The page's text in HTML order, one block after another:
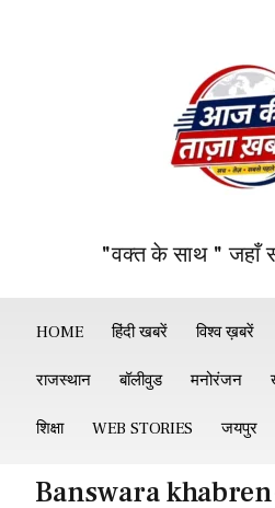
"वक्त के साथ " जहाँ
HOME हिंदी खबरें विश्व ख़बरें
राजस्थान बॉलीवुड मनोरंजन
शिक्षा WEB STORIES जयपुर
Banswara